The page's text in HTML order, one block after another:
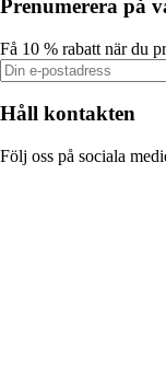
Prenumerera på
Få 10 % rabatt när du
Håll kontakten
Följ oss på sociala